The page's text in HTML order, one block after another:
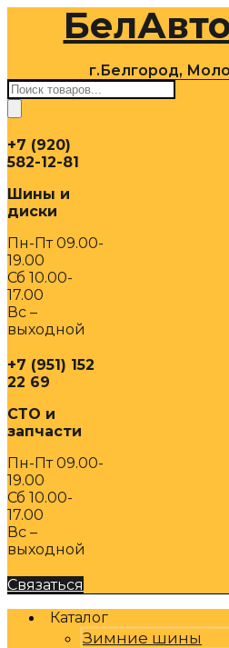
содержимому
г.Белгород,
Поиск
товаров
+7 (920)
582-12-81
Шины и
диски
Пн-Пт 09.00-
19.00
Сб 10.00-
17.00
Вс –
выходной
+7 (951) 152
22 69
СТО и
запчасти
Пн-Пт 09.00-
19.00
Сб 10.00-
17.00
Вс –
выходной
Связаться
Каталог
Зимние шины